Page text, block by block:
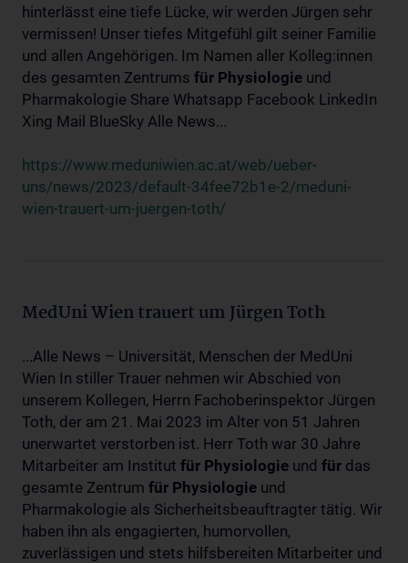
hinterlässt eine tiefe Lücke, wir werden Jürgen sehr
vermissen! Unser tiefes Mitgefühl gilt seiner Familie
und allen Angehörigen. Im Namen aller Kolleg:innen
des gesamten Zentrums für Physiologie und
Pharmakologie Share Whatsapp Facebook LinkedIn
Xing Mail BlueSky Alle News...
https://www.meduniwien.ac.at/web/ueber-
uns/news/2023/default-34fee72b1e-2/meduni-
wien-trauert-um-juergen-toth/
MedUni Wien trauert um Jürgen Toth
...Alle News – Universität, Menschen der MedUni
Wien In stiller Trauer nehmen wir Abschied von
unserem Kollegen, Herrn Fachoberinspektor Jürgen
Toth, der am 21. Mai 2023 im Alter von 51 Jahren
unerwartet verstorben ist. Herr Toth war 30 Jahre
Mitarbeiter am Institut für Physiologie und für das
gesamte Zentrum für Physiologie und
Pharmakologie als Sicherheitsbeauftragter tätig. Wir
haben ihn als engagierten, humorvollen,
zuverlässigen und stets hilfsbereiten Mitarbeiter und